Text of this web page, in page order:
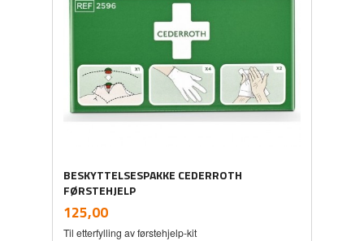
BESKYTTELSESPAKKE CEDERROTH
FØRSTEHJELP
Pris
125,00mva.
Til etterfylling av førstehjelp-kit